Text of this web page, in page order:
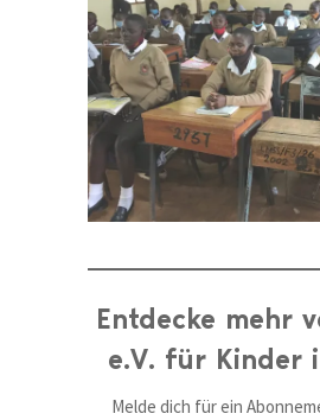
Entdecke mehr
e.V. für Kinder
Melde dich für ein